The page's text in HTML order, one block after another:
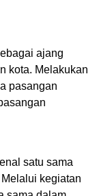
ajang
kota. Melakukan
pasangan
satu sama
kegiatan